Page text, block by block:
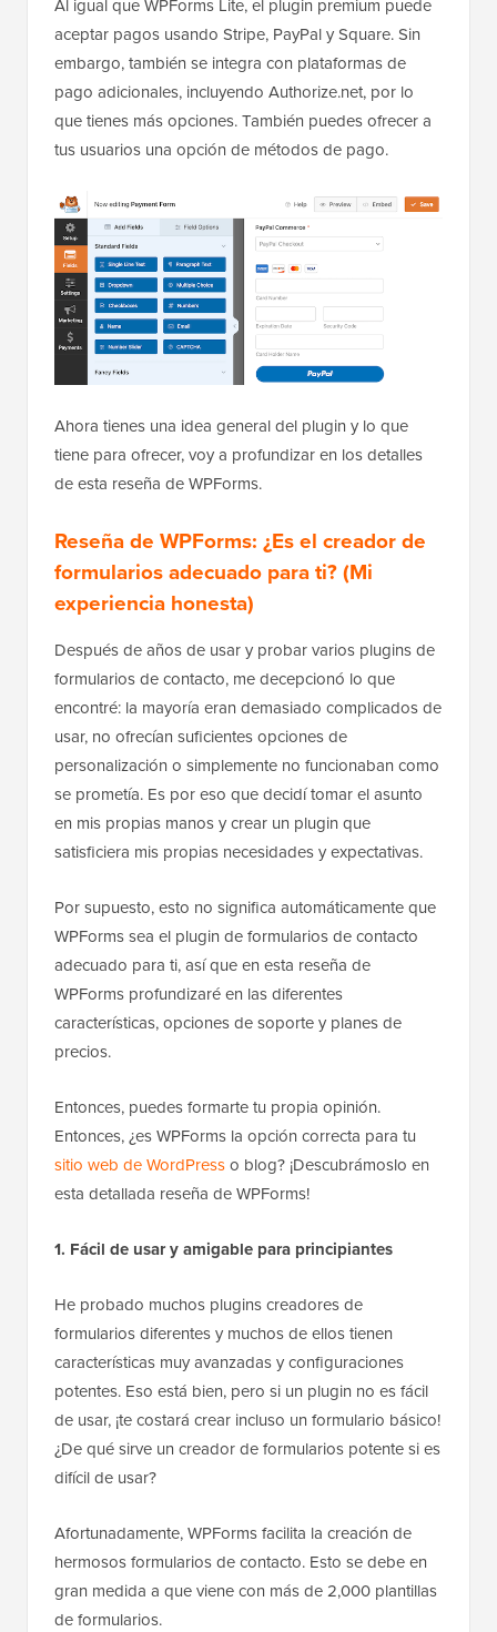
Al igual que WPForms Lite, el plugin premium puede
aceptar pagos usando Stripe, PayPal y Square. Sin
embargo, también se integra con plataformas de
pago adicionales, incluyendo Authorize.net, por lo
que tienes más opciones. También puedes ofrecer a
tus usuarios una opción de métodos de pago.
Ahora tienes una idea general del plugin y lo que
tiene para ofrecer, voy a profundizar en los detalles
de esta reseña de WPForms.
Reseña de WPForms: ¿Es el creador de
formularios adecuado para ti? (Mi
experiencia honesta)
Después de años de usar y probar varios plugins de
formularios de contacto, me decepcionó lo que
encontré: la mayoría eran demasiado complicados de
usar, no ofrecían suficientes opciones de
personalización o simplemente no funcionaban como
se prometía. Es por eso que decidí tomar el asunto
en mis propias manos y crear un plugin que
satisficiera mis propias necesidades y expectativas.
Por supuesto, esto no significa automáticamente que
WPForms sea el plugin de formularios de contacto
adecuado para ti, así que en esta reseña de
WPForms profundizaré en las diferentes
características, opciones de soporte y planes de
precios.
Entonces, puedes formarte tu propia opinión.
Entonces, ¿es WPForms la opción correcta para tu
sitio web de WordPresso blog? ¡Descubrámoslo en
esta detallada reseña de WPForms!
1. Fácil de usar y amigable para principiantes
He probado muchos plugins creadores de
formularios diferentes y muchos de ellos tienen
características muy avanzadas y configuraciones
potentes. Eso está bien, pero si un plugin no es fácil
de usar, ¡te costará crear incluso un formulario básico!
¿De qué sirve un creador de formularios potente si es
difícil de usar?
Afortunadamente, WPForms facilita la creación de
hermosos formularios de contacto. Esto se debe en
gran medida a que viene con más de 2,000 plantillas
de formularios.